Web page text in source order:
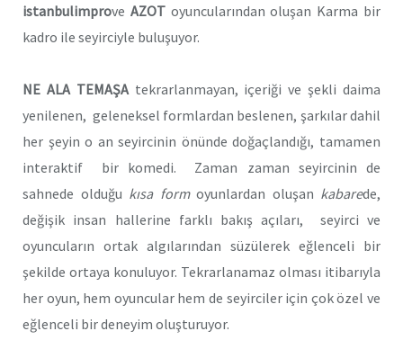
istanbulimprove AZOT oyuncularından oluşan Karma bir
kadro ile seyirciyle buluşuyor.
NE ALA TEMAŞAtekrarlanmayan, içeriği ve şekli daima
yenilenen, geleneksel formlardan beslenen, şarkılar dahil
her şeyin o an seyircinin önünde doğaçlandığı, tamamen
interaktif bir komedi. Zaman zaman seyircinin de
sahnede olduğu kısa formoyunlardan oluşan kabarede,
değişik insan hallerine farklı bakış açıları, seyirci ve
oyuncuların ortak algılarından süzülerek eğlenceli bir
şekilde ortaya konuluyor. Tekrarlanamaz olması itibarıyla
her oyun, hem oyuncular hem de seyirciler için çok özel ve
eğlenceli bir deneyim oluşturuyor.